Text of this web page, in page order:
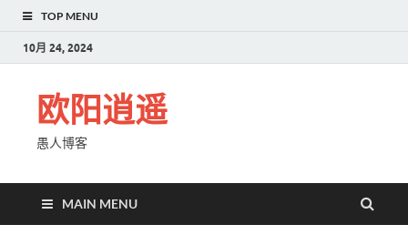
TOP MENU
10月 24, 2024
欧阳逍遥
愚人博客
MAIN MENU